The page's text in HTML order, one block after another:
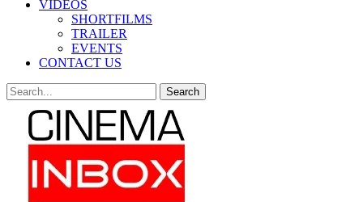
VIDEOS
SHORTFILMS
TRAILER
EVENTS
CONTACT US